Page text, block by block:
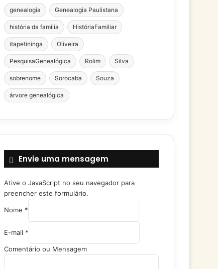
genealogia Genealogia Paulistana
história da família HistóriaFamiliar
itapetininga Oliveira
PesquisaGenealógica Rolim Silva
sobrenome Sorocaba Souza
árvore genealógica
Envie uma mensagem
Ative o JavaScript no seu navegador para
preencher este formulário.
e
s
a
g
Nome *
E-mail *
Comentário ou Mensagem